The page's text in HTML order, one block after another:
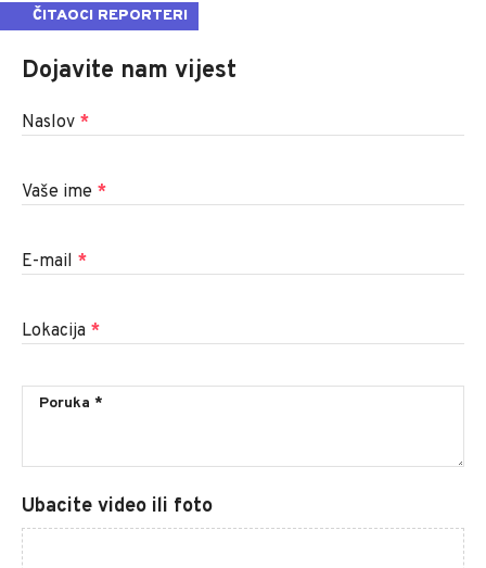
ČITAOCI REPORTERI
Dojavite nam vijest
Naslov *
Vaše ime *
E-mail *
Lokacija *
Ubacite video ili foto